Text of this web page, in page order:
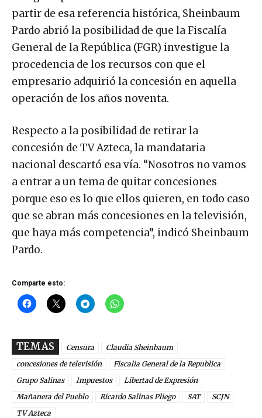
partir de esa referencia histórica, Sheinbaum
Pardo abrió la posibilidad de que la Fiscalía
General de la República (FGR) investigue la
procedencia de los recursos con que el
empresario adquirió la concesión en aquella
operación de los años noventa.
Respecto a la posibilidad de retirar la
concesión de TV Azteca, la mandataria
nacional descartó esa vía. “Nosotros no vamos
a entrar a un tema de quitar concesiones
porque eso es lo que ellos quieren, en todo caso
que se abran más concesiones en la televisión,
que haya más competencia”, indicó Sheinbaum
Pardo.
Comparte esto:
TEMAS Censura
Claudia Sheinbaum
concesiones de televisión
Fiscalia General de la Republica
Grupo Salinas
Impuestos
Libertad de Expresión
Mañanera del Pueblo
Ricardo Salinas Pliego SAT
SCJN
TV Azteca